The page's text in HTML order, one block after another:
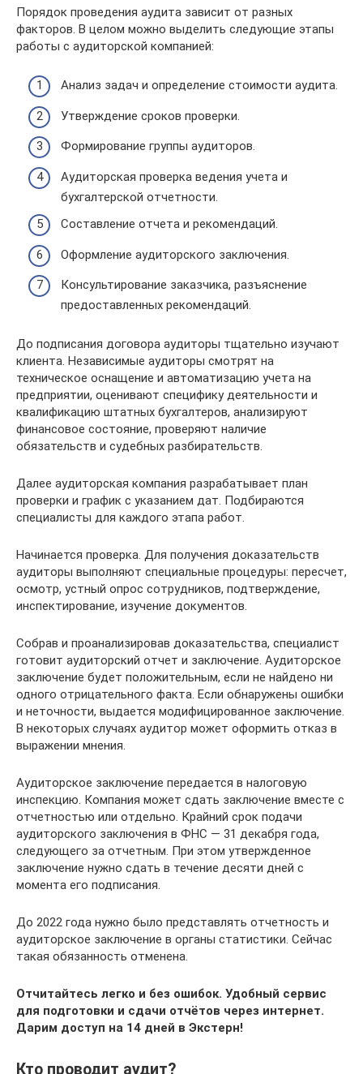
Порядок проведения аудита зависит от разных
факторов. В целом можно выделить следующие этапы
работы с аудиторской компанией:
Анализ задач и определение стоимости аудита.
Утверждение сроков проверки.
Формирование группы аудиторов.
Аудиторская проверка ведения учета и
бухгалтерской отчетности.
Составление отчета и рекомендаций.
Оформление аудиторского заключения.
Консультирование заказчика, разъяснение
предоставленных рекомендаций.
До подписания договора аудиторы тщательно изучают
клиента. Независимые аудиторы смотрят на
техническое оснащение и автоматизацию учета на
предприятии, оценивают специфику деятельности и
квалификацию штатных бухгалтеров, анализируют
финансовое состояние, проверяют наличие
обязательств и судебных разбирательств.
Далее аудиторская компания разрабатывает план
проверки и график с указанием дат. Подбираются
специалисты для каждого этапа работ.
Начинается проверка. Для получения доказательств
аудиторы выполняют специальные процедуры: пересчет,
осмотр, устный опрос сотрудников, подтверждение,
инспектирование, изучение документов.
Собрав и проанализировав доказательства, специалист
готовит аудиторский отчет и заключение. Аудиторское
заключение будет положительным, если не найдено ни
одного отрицательного факта. Если обнаружены ошибки
и неточности, выдается модифицированное заключение.
В некоторых случаях аудитор может оформить отказ в
выражении мнения.
Аудиторское заключение передается в налоговую
инспекцию. Компания может сдать заключение вместе с
отчетностью или отдельно. Крайний срок подачи
аудиторского заключения в ФНС — 31 декабря года,
следующего за отчетным. При этом утвержденное
заключение нужно сдать в течение десяти дней с
момента его подписания.
До 2022 года нужно было представлять отчетность и
аудиторское заключение в органы статистики. Сейчас
такая обязанность отменена.
Отчитайтесь легко и без ошибок. Удобный сервис
для подготовки и сдачи отчётов через интернет.
Дарим доступ на 14 дней в Экстерн!
Кто проводит аудит?